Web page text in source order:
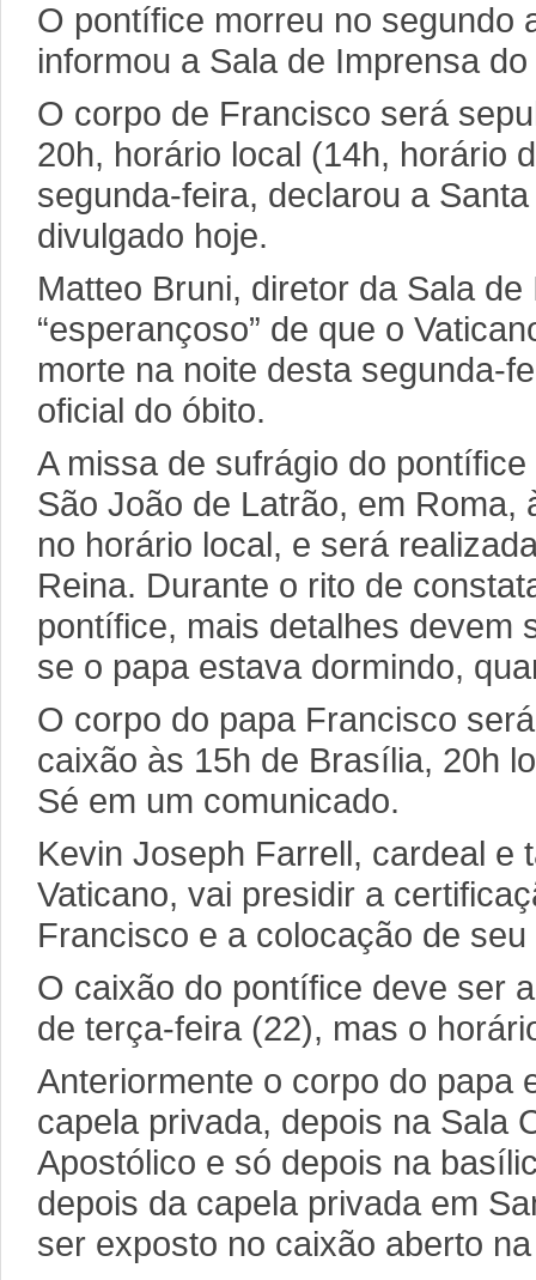
O pontífice morreu no segundo
informou a Sala de Imprensa
O corpo de Francisco será
20h, horário local (14h, horário
segunda-feira, declarou a
divulgado hoje.
Matteo Bruni, diretor da Sala
“esperançoso” de que o
morte na noite desta segunda-
oficial do óbito.
A missa de sufrágio do
São João de Latrão, em Roma,
no horário local, e será
Reina. Durante o rito de
pontífice, mais detalhes devem
se o papa estava dormindo,
O corpo do papa Francisco
caixão às 15h de Brasília, 20h
Sé em um comunicado.
Kevin Joseph Farrell, cardeal e
Vaticano, vai presidir a
Francisco e a colocação de
O caixão do pontífice deve ser
de terça-feira (22), mas o
Anteriormente o corpo do papa
capela privada, depois na Sala
Apostólico e só depois na
depois da capela privada em
ser exposto no caixão aberto